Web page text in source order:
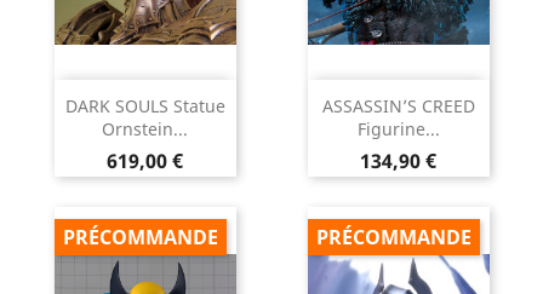
DARK SOULS Statue
Ornstein...
Prix
619,00 €
ASSASSIN’S CREED
Figurine...
Prix
134,90 €
PRÉCOMMANDE PRÉCOMMANDE